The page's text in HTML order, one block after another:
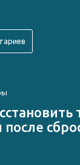
после